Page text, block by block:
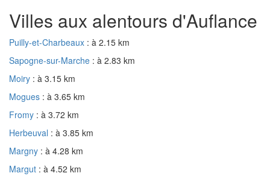
Villes aux alentours d'Auflance
Puilly-et-Charbeaux : à 2.15 km
Sapogne-sur-Marche : à 2.83 km
Moiry : à 3.15 km
Mogues : à 3.65 km
Fromy : à 3.72 km
Herbeuval : à 3.85 km
Margny : à 4.28 km
Margut : à 4.52 km